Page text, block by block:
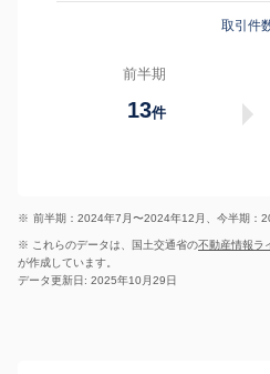
取引件
前半期
13件
※ 前半期：2024年7月〜2024年12月、今半期：
※ これらのデータは、国土交通省の不動産情報ラ
が作成しています。
データ更新日: 2025年10月29日